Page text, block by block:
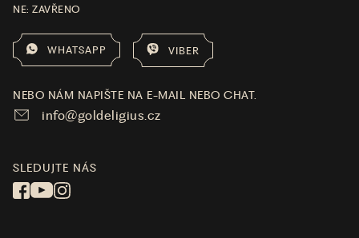
NE: ZAVŘENO
WHATSAPP VIBER
NEBO NÁM NAPIŠTE NA E-MAIL NEBO CHAT.
info@goldeligius.cz
SLEDUJTE NÁS